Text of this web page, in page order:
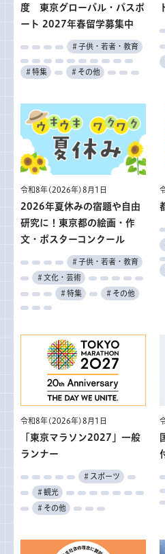
度 東京グローバル・パスポ
ート 2027年春留学募集中
＃子供・若者・教育
＃特集 ＃その他
令和8年(2026年)8月1日
2026年夏休みの宿題や自由
研究に！東京都の絵画・作
文・ポスターコンクール
＃子供・若者・教育
＃文化・芸術
＃特集 ＃その他
令和8年(2026年)8月1日
「東京マラソン2027」一般
ランナー
＃スポーツ
＃観光
＃その他